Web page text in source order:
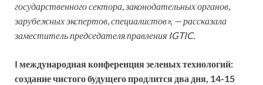
государственного сектора, законодательных органов,
зарубежных экспертов, специалистов», — рассказала
заместитель председателя правления IGTIC.
I международная конференция зеленых технологий:
создание чистого будущего продлится два дня, 14-15